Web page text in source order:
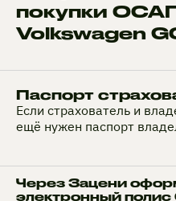
покупки
Volkswagen
Паспорт
Если страхователь и
ещё нужен паспорт
Через Зацени
электронный